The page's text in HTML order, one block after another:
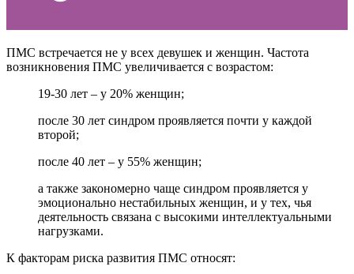
ПМС встречается не у всех девушек и женщин. Частота
возникновения ПМС увеличивается с возрастом:
19-30 лет – у 20% женщин;
после 30 лет синдром проявляется почти у каждой
второй;
после 40 лет – у 55% женщин;
а также закономерно чаще синдром проявляется у
эмоционально нестабильных женщин, и у тех, чья
деятельность связана с высокими интеллектуальными
нагрузками.
К факторам риска развития ПМС относят: